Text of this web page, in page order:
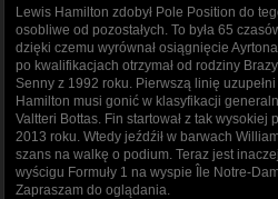
Lewis Hamilton zdobył Pole Position do
osobliwe od pozostałych. To była 65
dzięki czemu wyrównał osiągnięcie
po kwalifikacjach otrzymał od rodziny
Senny z 1992 roku. Pierwszą linię
Hamilton musi gonić w klasyfikacji
Valtteri Bottas. Fin startował z tak
2013 roku. Wtedy jeźdźił w barwach
szans na walkę o podium. Teraz jest
wyścigu Formuły 1 na wyspie Île Notre-
Zapraszam do oglądania.